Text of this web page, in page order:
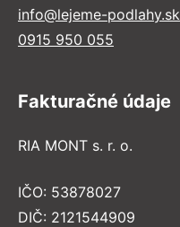
info@lejeme-podlahy.sk
0915 950 055
Fakturačné údaje
RIA MONT s. r. o.
IČO: 53878027
DIČ: 2121544909